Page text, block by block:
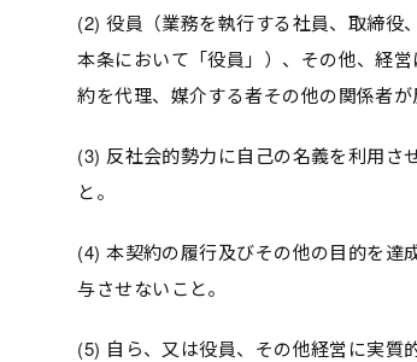
(2) 役員（業務を執行する社員、取締役
本条において「役員」）、その他、経
約を代理、媒介する者その他の関係者が
(3) 反社会的勢力に自己の名義を利用さ
と。
(4) 本契約の履行及びその他の目的を達
与させないこと。
(5) 自ら、又は役員、その他経営に実質